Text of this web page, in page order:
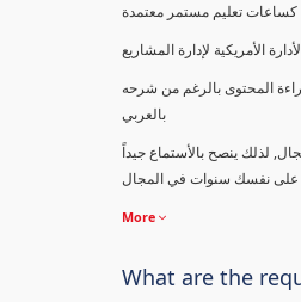
كساعات تعليم مستمر معتمدة
الأمريكية لإدارة المشاريع
المحتوى بالرغم من شرحه
بالعربي
لذلك ينصح بالأستماع جيداً
على نفسك سنوات في المجال
More
What are the